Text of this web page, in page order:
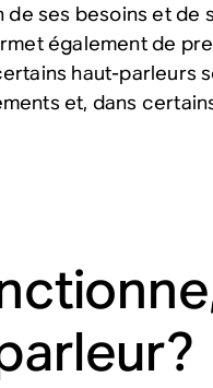
ses besoins et de
également de
haut-parleurs
et, dans